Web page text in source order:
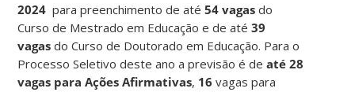
2024para preenchimento de até 54 vagas do
Curso de Mestrado em Educação e de até39
vagas do Curso de Doutorado em Educação. Para o
Processo Seletivo deste ano a previsão é deaté 28
vagas para Ações Afirmativas, 16 vagas para